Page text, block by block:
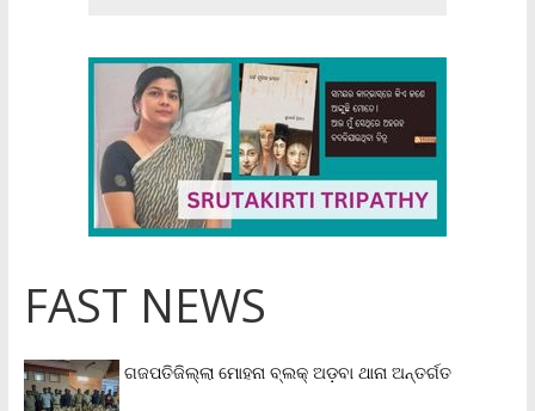
FAST NEWS
ଗଜପତିଜିଲ୍ଲା ମୋହନା ବ୍ଲକ୍‌ ଅଡ଼ବା ଥାନା ଅନ୍ତର୍ଗତ